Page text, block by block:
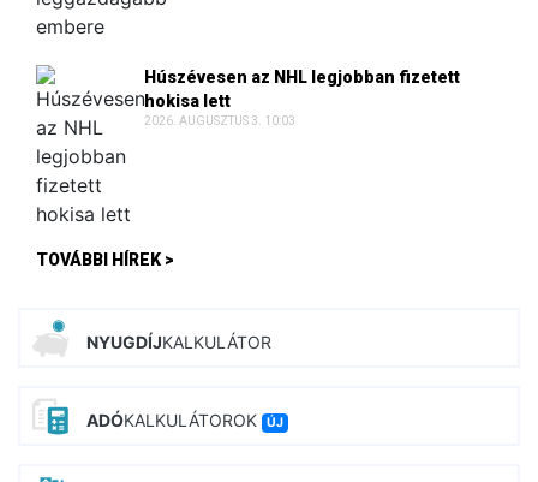
Húszévesen az NHL legjobban fizetett
hokisa lett
2026. AUGUSZTUS 3. 10:03
TOVÁBBI HÍREK >
NYUGDÍJKALKULÁTOR
ADÓKALKULÁTOROK ÚJ